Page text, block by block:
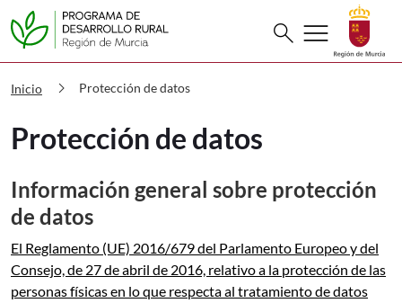
PDR Protección de datos Buscar
search menu
Inicio chevron_right Protección de datos
Protección de datos
Información general sobre protección
de datos
El Reglamento (UE) 2016/679 del Parlamento Europeo y del
Consejo, de 27 de abril de 2016, relativo a la protección de las
personas físicas en lo que respecta al tratamiento de datos